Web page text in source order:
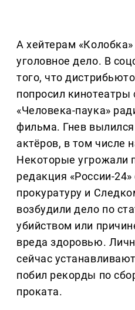
А хейтерам «Колобка»
уголовное дело. В
того, что
попросил кинотеатры
«Человека-паука»
фильма. Гнев
актёров, в том числе
Некоторые угрожали
редакция «России-
прокуратуру и
возбудили дело по
убийством или
вреда здоровью.
сейчас
побил рекорды по
проката.